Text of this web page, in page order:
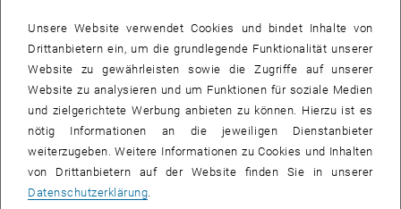
Unsere Website verwendet Cookies und bindet Inhalte von
Drittanbietern ein, um die grundlegende Funktionalität unserer
Website zu gewährleisten sowie die Zugriffe auf unserer
Website zu analysieren und um Funktionen für soziale Medien
und zielgerichtete Werbung anbieten zu können. Hierzu ist es
nötig Informationen an die jeweiligen Dienstanbieter
weiterzugeben. Weitere Informationen zu Cookies und Inhalten
von Drittanbietern auf der Website finden Sie in unserer
Datenschutzerklärung.